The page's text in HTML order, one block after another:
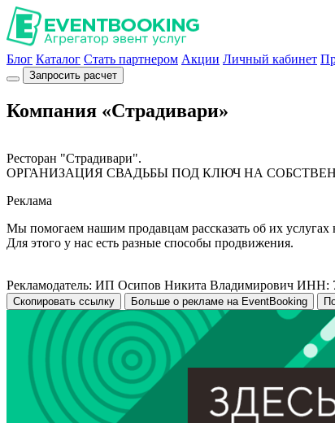
Блог Каталог Стать партнером Акции Личный кабинет
Запросить расчет
Компания «Страдивари»
Ресторан "Страдивари".
ОРГАНИЗАЦИЯ СВАДЬБЫ ПОД КЛЮЧ НА
Реклама
Мы помогаем нашим продавцам рассказать об их услугах
Для этого у нас есть разные способы продвижения.
Рекламодатель: ИП Осипов Никита Владимирович ИНН:
Скопировать ссылку Больше о рекламе на EventBooking